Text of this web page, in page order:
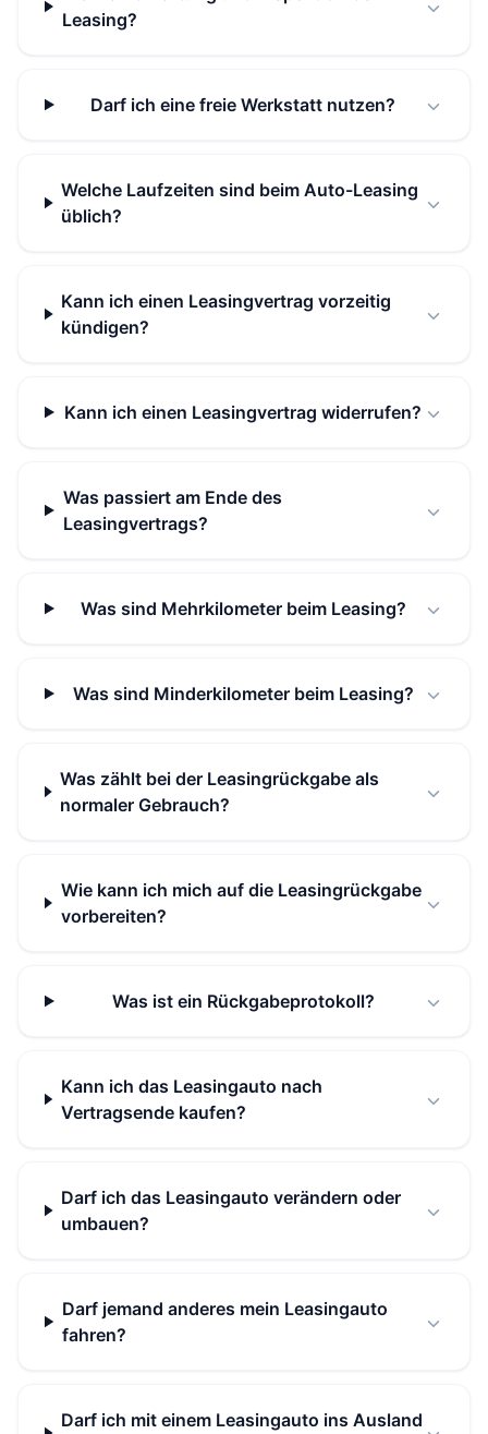
Leasing?
Darf ich eine freie Werkstatt nutzen?
Welche Laufzeiten sind beim Auto-Leasing
üblich?
Kann ich einen Leasingvertrag vorzeitig
kündigen?
Kann ich einen Leasingvertrag widerrufen?
Was passiert am Ende des
Leasingvertrags?
Was sind Mehrkilometer beim Leasing?
Was sind Minderkilometer beim Leasing?
Was zählt bei der Leasingrückgabe als
normaler Gebrauch?
Wie kann ich mich auf die Leasingrückgabe
vorbereiten?
Was ist ein Rückgabeprotokoll?
Kann ich das Leasingauto nach
Vertragsende kaufen?
Darf ich das Leasingauto verändern oder
umbauen?
Darf jemand anderes mein Leasingauto
fahren?
Darf ich mit einem Leasingauto ins Ausland